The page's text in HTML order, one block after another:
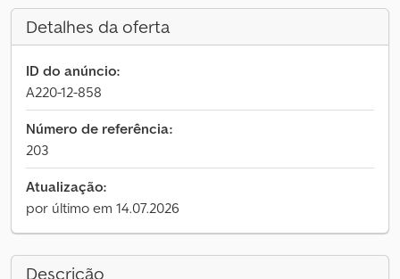
Detalhes da oferta
ID do anúncio:
A220-12-858
Número de referência:
203
Atualização:
por último em 14.07.2026
Descrição